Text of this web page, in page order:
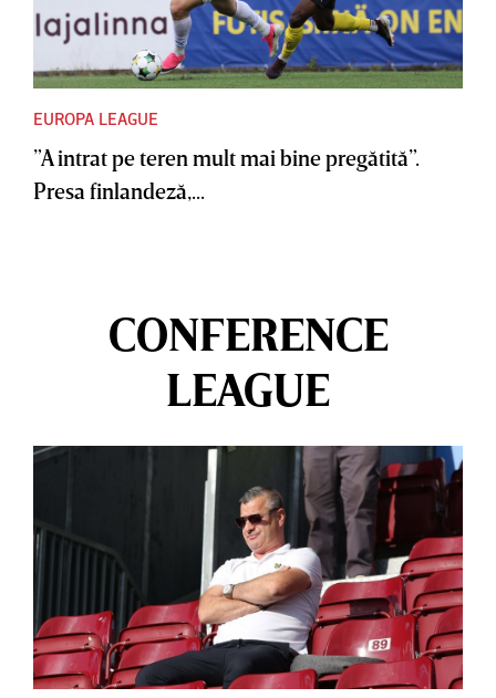
EUROPA LEAGUE
”A intrat pe teren mult mai bine pregătită”.
Presa finlandeză,...
CONFERENCE
LEAGUE